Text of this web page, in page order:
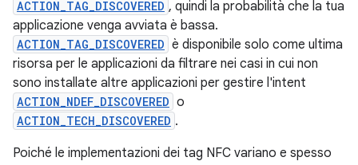
ACTION_TAG_DISCOVERED , quindi la probabilità che la tua
applicazione venga avviata è bassa.
ACTION_TAG_DISCOVERED è disponibile solo come ultima
risorsa per le applicazioni da filtrare nei casi in cui non
sono installate altre applicazioni per gestire l'intent
ACTION_NDEF_DISCOVERED o
ACTION_TECH_DISCOVERED .
Poiché le implementazioni dei tag NFC variano e spesso